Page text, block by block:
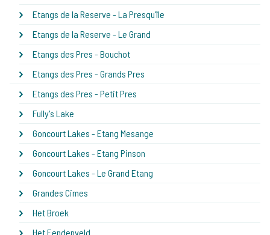
Etangs de la Reserve - La Presqu'île
Etangs de la Reserve - Le Grand
Etangs des Pres - Bouchot
Etangs des Pres - Grands Pres
Etangs des Pres - Petit Pres
Fully's Lake
Goncourt Lakes - Etang Mesange
Goncourt Lakes - Etang Pinson
Goncourt Lakes - Le Grand Etang
Grandes Cimes
Het Broek
Het Eendenveld